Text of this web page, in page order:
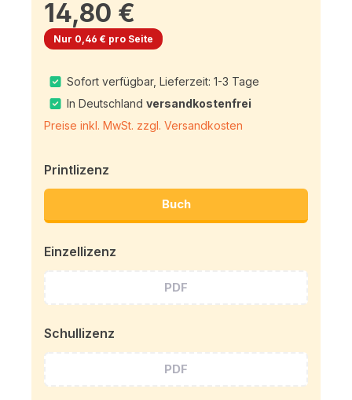
14,80 €
Nur 0,46 € pro Seite
Sofort verfügbar, Lieferzeit: 1-3 Tage
In Deutschlandversandkostenfrei
Preise inkl. MwSt. zzgl. Versandkosten
Printlizenz
Buch
Einzellizenz
PDF
Schullizenz
PDF